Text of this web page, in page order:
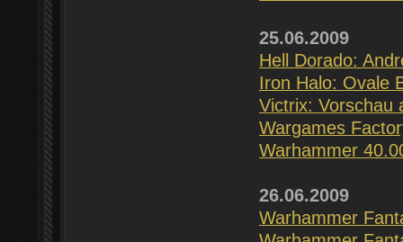
25.06.2009
Hell Dorado:
Iron Halo: Ovale
Victrix: Vorschau
Wargames
Warhammer
26.06.2009
Warhammer